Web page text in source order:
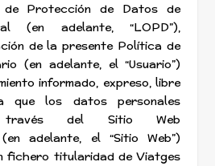
de Protección de Datos de
(en adelante, “LOPD”),
de la presente Política de
(en adelante, el “Usuario”)
informado, expreso, libre
que los datos personales
del Sitio Web
adelante, el “Sitio Web”)
fichero titularidad de Viatges